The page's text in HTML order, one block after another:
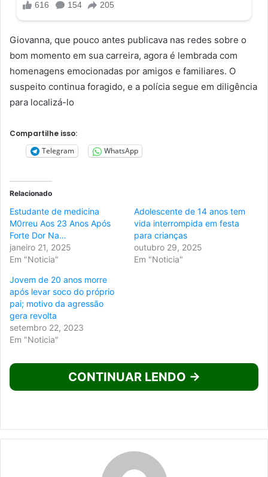
Giovanna, que pouco antes publicava nas redes sobre o
bom momento em sua carreira, agora é lembrada com
homenagens emocionadas por amigos e familiares. O
suspeito continua foragido, e a polícia segue em diligência
para localizá-lo
Compartilhe isso:
Telegram
WhatsApp
Relacionado
Estudante de medicina
M0rreu Aos 23 Anos Após
Forte Dor Na…
janeiro 21, 2025
Em "Noticia"
Adolescente de 14 anos tem
vida interrompida em festa
para crianças
outubro 29, 2025
Em "Noticia"
Jovem de 20 anos morre
após levar soco do próprio
pai; motivo da agressão
gera revolta
setembro 22, 2023
Em "Noticia"
CONTINUAR LENDO →